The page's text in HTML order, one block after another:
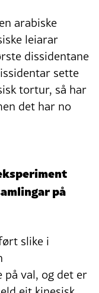
arabiske
leiarar
dissidentane
sette
tortur, så har
det har no
på
slike i
val, og det er